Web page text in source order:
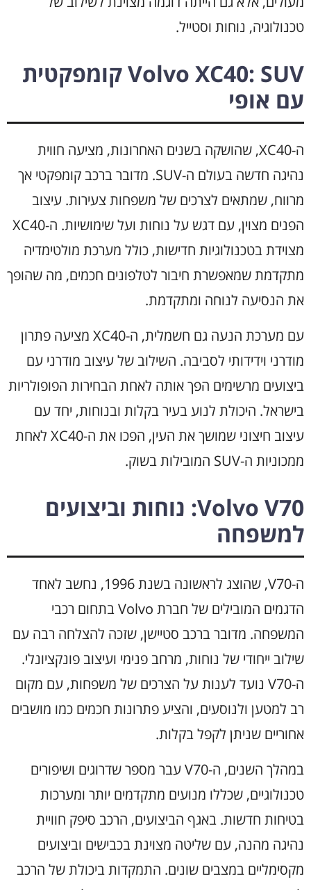
טכנולוגיה, נוחות וסטייל.
Volvo XC40: SUV קומפקטית
עם אופי
ה-XC40, שהושקה בשנים האחרונות, מציעה חווית
נהיגה חדשה בעולם ה-SUV. מדובר ברכב קומפקטי אך
מרווח, שמתאים לצרכים של משפחות צעירות. עיצוב
הפנים מצוין, עם דגש על נוחות ועל שימושיות. ה-XC40
מצוידת בטכנולוגיות חדישות, כולל מערכת מולטימדיה
מתקדמת שמאפשרת חיבור לטלפונים חכמים, מה שהופך
את הנסיעה לנוחה ומתקדמת.
עם מערכת הנעה גם חשמלית, ה-XC40 מציעה פתרון
מודרני וידידותי לסביבה. השילוב של עיצוב מודרני עם
ביצועים מרשימים הפך אותה לאחת הבחירות הפופולריות
בישראל. היכולת לנוע בעיר בקלות ובנוחות, יחד עם
עיצוב חיצוני שמושך את העין, הפכו את ה-XC40 לאחת
ממכוניות ה-SUV המובילות בשוק.
Volvo V70: נוחות וביצועים
למשפחה
ה-V70, שהוצג לראשונה בשנת 1996, נחשב לאחד
הדגמים המובילים של חברת Volvo בתחום רכבי
המשפחה. מדובר ברכב סטיישן, שזכה להצלחה רבה עם
שילוב ייחודי של נוחות, מרחב פנימי ועיצוב פונקציונלי.
ה-V70 נועד לענות על הצרכים של משפחות, עם מקום
רב למטען ולנוסעים, והציע פתרונות חכמים כמו מושבים
אחוריים שניתן לקפל בקלות.
במהלך השנים, ה-V70 עבר מספר שדרוגים ושיפורים
טכנולוגיים, שכללו מנועים מתקדמים יותר ומערכות
בטיחות חדשות. באגף הביצועים, הרכב סיפק חוויית
נהיגה מהנה, עם שליטה מצוינת בכבישים וביצועים
מקסימליים במצבים שונים. התמקדות ביכולת של הרכב